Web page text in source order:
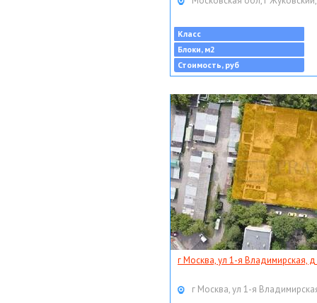
Класс
Блоки, м2
Стоимость, руб
г Москва, ул 1-я Владимирская, д
г Москва, ул 1-я